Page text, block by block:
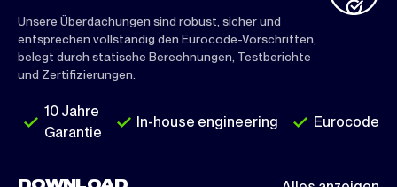
Unsere Überdachungen sind robust, sicher und
entsprechen vollständig den Eurocode-Vorschriften,
belegt durch statische Berechnungen, Testberichte
und Zertifizierungen.
10 Jahre
Garantie
In-house engineering Eurocode